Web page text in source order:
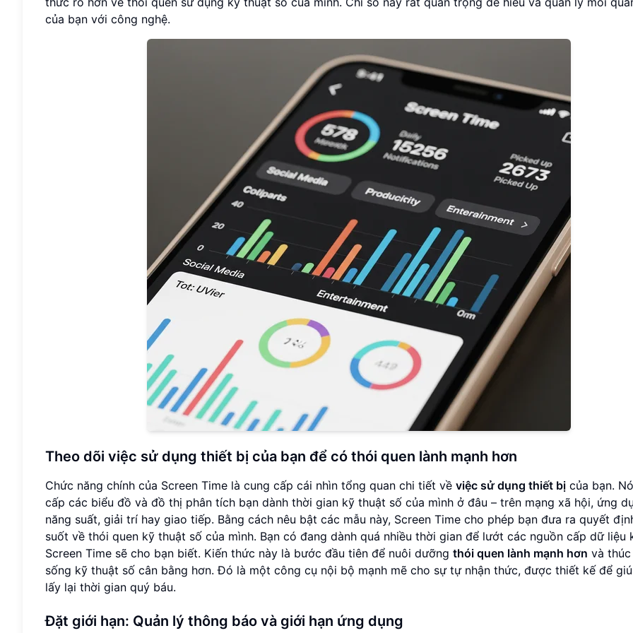
của bạn với công nghệ.
Theo dõi việc sử dụng thiết bị của bạn để có thói quen lành mạnh hơn
Chức năng chính của Screen Time là cung cấp cái nhìn tổng quan chi tiết về việc sử dụng thiết bị của bạn.
cấp các biểu đồ và đồ thị phân tích bạn dành thời gian kỹ thuật số của mình ở đâu – trên mạng xã hội, ứng
năng suất, giải trí hay giao tiếp. Bằng cách nêu bật các mẫu này, Screen Time cho phép bạn đưa ra quyết
suốt về thói quen kỹ thuật số của mình. Bạn có đang dành quá nhiều thời gian để lướt các nguồn cấp dữ liệu
Screen Time sẽ cho bạn biết. Kiến thức này là bước đầu tiên để nuôi dưỡng thói quen lành mạnh hơn và
sống kỹ thuật số cân bằng hơn. Đó là một công cụ nội bộ mạnh mẽ cho sự tự nhận thức, được thiết kế để
lấy lại thời gian quý báu.
Đặt giới hạn: Quản lý thông báo và giới hạn ứng dụng